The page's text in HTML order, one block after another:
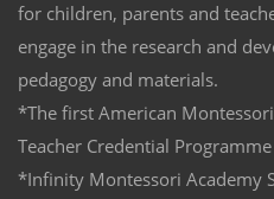
for children, parents and
engage in the research and
pedagogy and materials.
*The first American
Teacher Credential
*Infinity Montessori Academy